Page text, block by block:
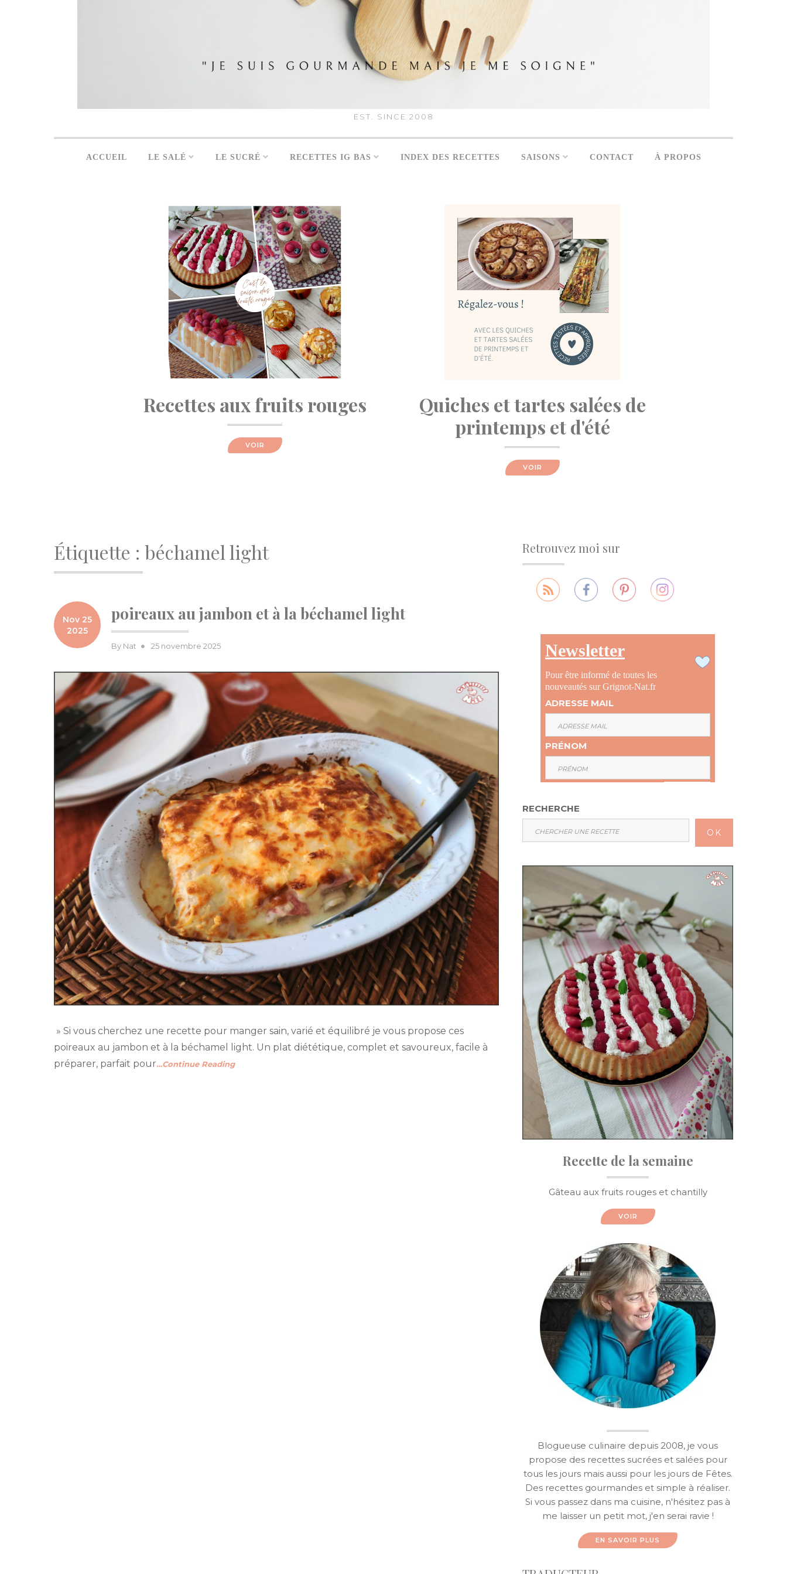
EST. SINCE 2008
ACCUEIL LE SALÉ LE SUCRÉ RECETTES IG BAS INDEX DES RECETTES SAISONS CONTACT À PROPOS
Recettes aux fruits rouges
VOIR
Quiches et tartes salées de
printemps et d'été
VOIR
Étiquette : béchamel light
Nov 25
2025
poireaux au jambon et à la béchamel light
By Nat
Posted
25 novembre 2025
» Si vous cherchez une recette pour manger sain, varié et équilibré je vous propose ces
poireaux au jambon et à la béchamel light. Un plat diététique, complet et savoureux, facile à
préparer, parfait pour…Continue Reading
Retrouvez moi sur
Newsletter
Pour être informé de toutes les
nouveautés sur Grignot-Nat.fr
ADRESSE MAIL
PRÉNOM
RECHERCHE
OK
Recette de la semaine
Gâteau aux fruits rouges et chantilly
VOIR
Blogueuse culinaire depuis 2008, je vous
propose des recettes sucrées et salées pour
tous les jours mais aussi pour les jours de Fêtes.
Des recettes gourmandes et simple à réaliser.
Si vous passez dans ma cuisine, n'hésitez pas à
me laisser un petit mot, j'en serai ravie !
EN SAVOIR PLUS